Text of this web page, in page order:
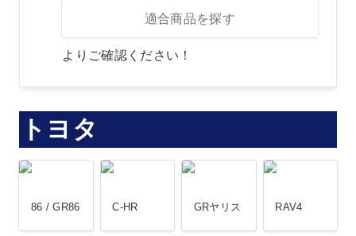
適合商品を探す
よりご確認ください！
トヨタ
86 / GR86
86 / GR86
C-HR
C-HR
GRヤリス
GRヤリス
RAV4
RAV4